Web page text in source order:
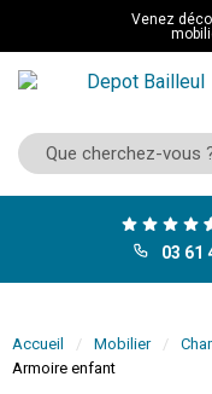
Venez
03 61
Accueil Mobilier
Armoire enfant